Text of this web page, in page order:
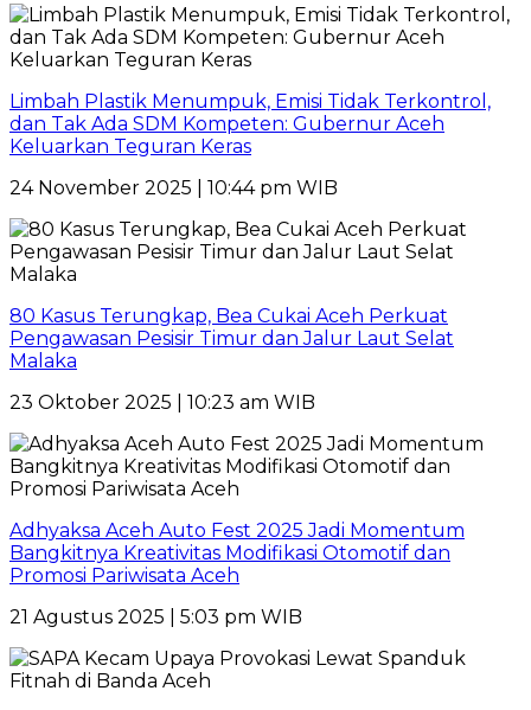
Limbah Plastik Menumpuk, Emisi Tidak Terkontrol,
dan Tak Ada SDM Kompeten: Gubernur Aceh
Keluarkan Teguran Keras
24 November 2025 | 10:44 pm WIB
80 Kasus Terungkap, Bea Cukai Aceh Perkuat
Pengawasan Pesisir Timur dan Jalur Laut Selat
Malaka
23 Oktober 2025 | 10:23 am WIB
Adhyaksa Aceh Auto Fest 2025 Jadi Momentum
Bangkitnya Kreativitas Modifikasi Otomotif dan
Promosi Pariwisata Aceh
21 Agustus 2025 | 5:03 pm WIB